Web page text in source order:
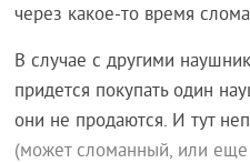
через какое-то время
В случае с другими
придется покупать один
они не продаются. И тут
(может сломанный, или еще